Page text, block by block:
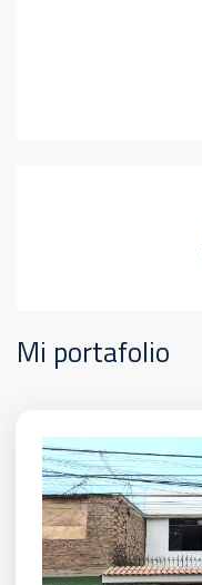
Mi portafolio